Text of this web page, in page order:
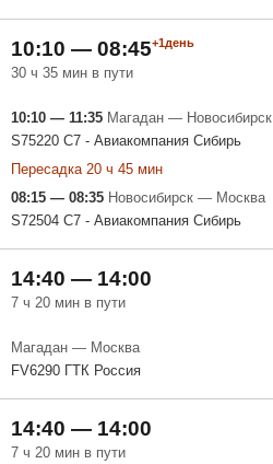
10:10 — 08:45+1день
30 ч 35 мин в пути
10:10 — 11:35 Магадан — Новосибирск
S75220 С7 - Авиакомпания Сибирь
Пересадка 20 ч 45 мин
08:15 — 08:35 Новосибирск — Москва
S72504 С7 - Авиакомпания Сибирь
14:40 — 14:00
7 ч 20 мин в пути
Магадан — Москва
FV6290 ГТК Россия
14:40 — 14:00
7 ч 20 мин в пути